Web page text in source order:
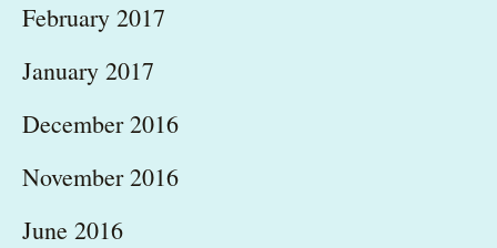
February 2017
January 2017
December 2016
November 2016
June 2016